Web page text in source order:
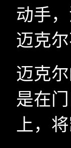
动手
迈克
迈克
是在
上，